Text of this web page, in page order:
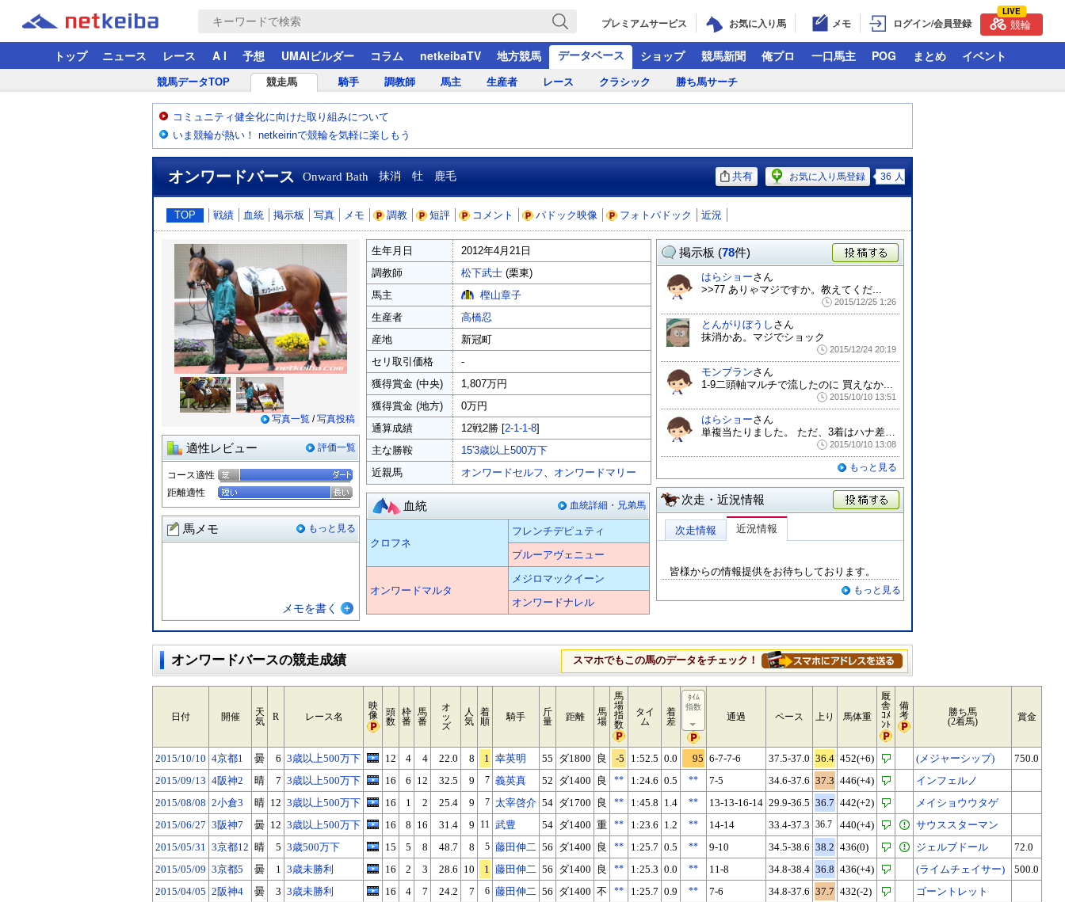
プレミアムサービス お気に入り馬 メモ ログイン/会員登録
LIVE
競輪
トップ ニュース レース A I 予想 UMAIビルダー コラム netkeibaTV 地方競馬 データベース ショップ 競馬新聞 俺プロ 一口馬主 POG まとめ イベント
競馬データTOP 競走馬 騎手 調教師 馬主 生産者 レース クラシック 勝ち馬サーチ
コミュニティ健全化に向けた取り組みについて
いま競輪が熱い！ netkeirinで競輪を気軽に楽しもう
オンワードバース Onward Bath 抹消 牡 鹿毛 共有 お気に入り馬登録 36 人
TOP 戦績 血統 掲示板 写真 メモ 調教 短評 コメント パドック映像 フォトパドック 近況
写真一覧 /写真投稿
適性レビュー 評価一覧
コース適性
距離適性
馬メモ もっと見る
メモを書く
生年月日
2012年4月21日
調教師
松下武士 (栗東)
馬主
樫山章子
生産者
高橋忍
産地
新冠町
セリ取引価格
-
獲得賞金 (中央)
1,807万円
獲得賞金 (地方)
0万円
通算成績
12戦2勝 [2-1-1-8]
主な勝鞍
15'3歳以上500万下
近親馬
オンワードセルフ、 オンワードマリー
血統 血統詳細・兄弟馬
クロフネ
フレンチデピュティ
ブルーアヴェニュー
オンワードマルタ
メジロマックイーン
オンワードナレル
掲示板 (78件)
投稿する
はらショーさん
>>77 ありゃマジですか。教えてくだ...
2015/12/25 1:26
とんがりぼうし さん
抹消かあ。マジでショック
2015/12/24 20:19
モンブランさん
1-9二頭軸マルチで流したのに 買えなか...
2015/10/10 13:51
はらショーさん
単複当たりました。 ただ、3着はハナ差で...
2015/10/10 13:08
もっと見る
次走・近況情報
次走情報 近況情報
皆様からの情報提供をお待ちしております。
もっと見る
オンワードバースの競走成績 スマホでもこの馬のデータをチェック！
日付 開催
天
気
R レース名
映
像
頭
数
枠
番
馬
番
オ
ッ
ズ
人
気
着
順
騎手
斤
量
距離
馬
場
馬
場
指
数
タイ
ム
着
差
ﾀｲﾑ
指数
通過 ペース 上り 馬体重
厩
舎
ｺﾒ
ﾝﾄ
備
考
勝ち馬
(2着馬)
賞金
2015/10/10 4京都1 曇 6 3歳以上500万下 12 4 4 22.0 8 1 幸英明 55 ダ1800 良 -5 1:52.5 0.0 95 6-7-7-6 37.5-37.0 36.4 452(+6) (メジャーシップ)
750.0
2015/09/13 4阪神2 晴 7 3歳以上500万下 16 6 12 32.5 9 7 義英真 52 ダ1400 良 ** 1:24.6 0.5 ** 7-5 34.6-37.6 37.3 446(+4)
インフェルノ
2015/08/08 2小倉3 晴 12 3歳以上500万下 16 1 2 25.4 9 7 太宰啓介 54 ダ1700 良 ** 1:45.8 1.4 ** 13-13-16-14 29.9-36.5 36.7 442(+2)
メイショウウタゲ
2015/06/27 3阪神7 曇 12 3歳以上500万下 16 8 16 31.4 9 11 武豊 54 ダ1400 重 ** 1:23.6 1.2 ** 14-14 33.4-37.3 36.7 440(+4)
サウススターマン
2015/05/31 3京都12 晴 5 3歳500万下 15 5 8 48.7 8 5 藤田伸二 56 ダ1400 良 ** 1:25.7 0.5 ** 9-10 34.5-38.6 38.2 436(0) ジェルブドール
72.0
2015/05/09 3京都5 曇 1 3歳未勝利 16 2 3 28.6 10 1 藤田伸二 56 ダ1400 良 ** 1:25.3 0.0 ** 11-8 34.8-38.4 36.8 436(+4) (ライムチェイサー)
500.0
2015/04/05 2阪神4 曇 3 3歳未勝利 16 4 7 24.2 7 6 藤田伸二 56 ダ1400 不 ** 1:25.7 0.9 ** 7-6 34.8-37.6 37.7 432(-2)
ゴーントレット